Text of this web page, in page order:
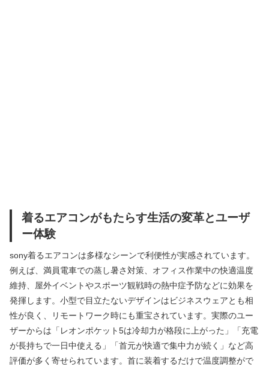
着るエアコンがもたらす生活の変革とユーザ
ー体験
sony着るエアコンは多様なシーンで利便性が実感されています。
例えば、満員電車での蒸し暑さ対策、オフィス作業中の快適温度
維持、屋外イベントやスポーツ観戦時の熱中症予防などに効果を
発揮します。小型で目立たないデザインはビジネスウェアとも相
性が良く、リモートワーク時にも重宝されています。実際のユー
ザーからは「レオンポケット5は冷却力が格段に上がった」「充電
が長持ちで一日中使える」「首元が快適で集中力が続く」など高
評価が多く寄せられています。首に装着するだけで温度調整がで